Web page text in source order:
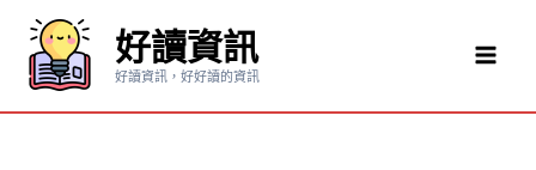
要
好讀資訊
好讀資訊，好好讀的資訊